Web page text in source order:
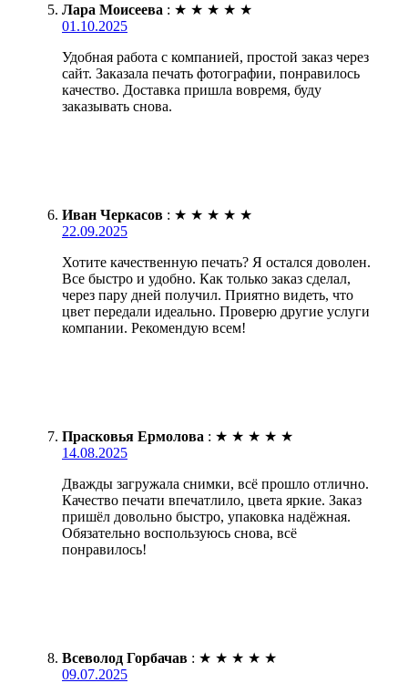
Лара Моисеева : ★ ★ ★ ★ ★
01.10.2025
Удобная работа с компанией, простой заказ через
сайт. Заказала печать фотографии, понравилось
качество. Доставка пришла вовремя, буду
заказывать снова.
Иван Черкасов : ★ ★ ★ ★ ★
22.09.2025
Хотите качественную печать? Я остался доволен.
Все быстро и удобно. Как только заказ сделал,
через пару дней получил. Приятно видеть, что
цвет передали идеально. Проверю другие услуги
компании. Рекомендую всем!
Прасковья Ермолова : ★ ★ ★ ★ ★
14.08.2025
Дважды загружала снимки, всё прошло отлично.
Качество печати впечатлило, цвета яркие. Заказ
пришёл довольно быстро, упаковка надёжная.
Обязательно воспользуюсь снова, всё
понравилось!
Всеволод Горбачав : ★ ★ ★ ★ ★
09.07.2025